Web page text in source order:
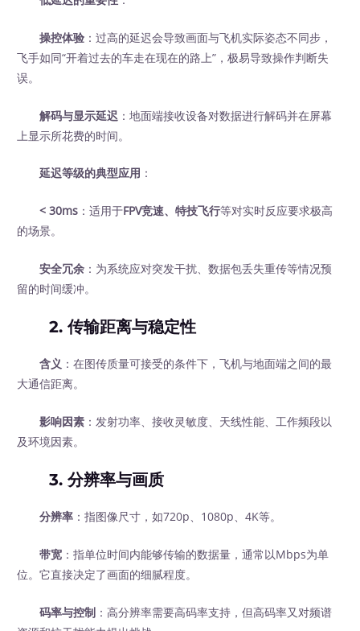
操控体验 ：过高的延迟会导致画面与飞机实际姿态不同步，
飞手如同“开着过去的车走在现在的路上”，极易导致操作判断失
误。
解码与显示延迟 ：地面端接收设备对数据进行解码并在屏幕
上显示所花费的时间。
延迟等级的典型应用 ：
< 30ms ：适用于FPV竞速、特技飞行等对实时反应要求极高
的场景。
安全冗余 ：为系统应对突发干扰、数据包丢失重传等情况预
留的时间缓冲。
2. 传输距离与稳定性
含义 ：在图传质量可接受的条件下，飞机与地面端之间的最
大通信距离。
影响因素 ：发射功率、接收灵敏度、天线性能、工作频段以
及环境因素。
3. 分辨率与画质
分辨率 ：指图像尺寸，如720p、1080p、4K等。
带宽 ：指单位时间内能够传输的数据量，通常以Mbps为单
位。它直接决定了画面的细腻程度。
码率与控制 ：高分辨率需要高码率支持，但高码率又对频谱